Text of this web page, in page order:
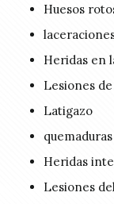
Huesos
Heridas en
Lesiones
Latigazo
quemaduras
Heridas
Lesiones